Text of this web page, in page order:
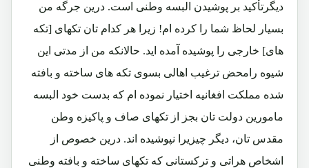
دیگرتأکید بر پوشیدن البسه وطنی است. درین جرگه من
بسیار لحاظ شما را کرده ام! زیرا هر کدام تان تکهای [تکه
های] خارجی را پوشیده آمده اید. حالانکه من از مدتی این
شیوه رامحض ترغیب اهالی بسوی تکه های ساخته و بافته
شده مملکت افغانیه اختیار نموده ام که بدست خود البسه
مامورین دولت تان بجز از تکهای صاف و پاکیزه وطن
مقدس تان، دیگر چیزیرا نپوشیده اند. درین خصوص از
اشخاص هراتی و ترکستانی که تکهای ساخته و بافته وطنی